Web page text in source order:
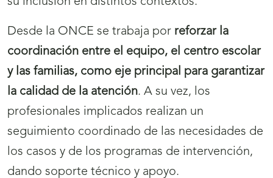
Desde la ONCE se trabaja por reforzar la
coordinación entre el equipo, el centro escolar
y las familias, como eje principal para garantizar
la calidad de la atención. A su vez, los
profesionales implicados realizan un
seguimiento coordinado de las necesidades de
los casos y de los programas de intervención,
dando soporte técnico y apoyo.